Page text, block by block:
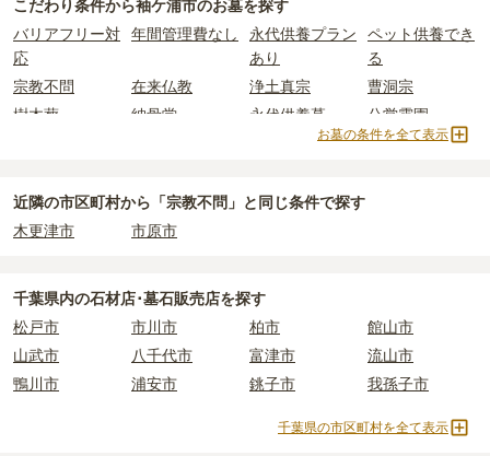
の一般墓の永代使用料の平均は41万円 で、墓石代は 千葉県
の平均
です。いずれも区画の広さや墓石の大きさ・素材
樹木葬・納骨堂・永代供養墓は、基本的に墓石代がかからず、永代
・開眼法要の費用
：お墓を新しく建てた際に行う儀式のための費
・納骨式の費用
：お墓に遺骨を納める儀式のための費用。僧侶に渡
・年間管理費：お墓の管理費。契約後、毎年発生するケースがあり
正確な費用は、区画や石材の選び方によって大きく変わるため、見
積もりを取るまで確定しません。
する「合祀墓（ごうしぼ）」と呼ばれるタイプです。個別のお墓に
比べて省スペースで管理の手間がかからないため、費用が安く設定
されています。
価格の目安は、1名あたり5万円〜30万円程度です。
てお墓を探すのがおすすめです。
こだわり条件から袖ケ浦市のお墓を探す
バリアフリー対
応
年間管理費なし
永代供養プラン
あり
ペット供養でき
る
宗教不問
在来仏教 浄土真宗
曹洞宗
樹木葬
納骨堂 永代供養墓
公営霊園
1人用区画あり
2人用区画あり
お墓の条件を全て表示
近隣の市区町村から 「宗教不問」と 同じ条件で探す
木更津市
市原市
千葉県内の石材店･墓石販売店を探す
松戸市
市川市 柏市
館山市
山武市
八千代市 富津市
流山市
鴨川市
浦安市 銚子市 我孫子市
千葉県の市区町村を全て表示